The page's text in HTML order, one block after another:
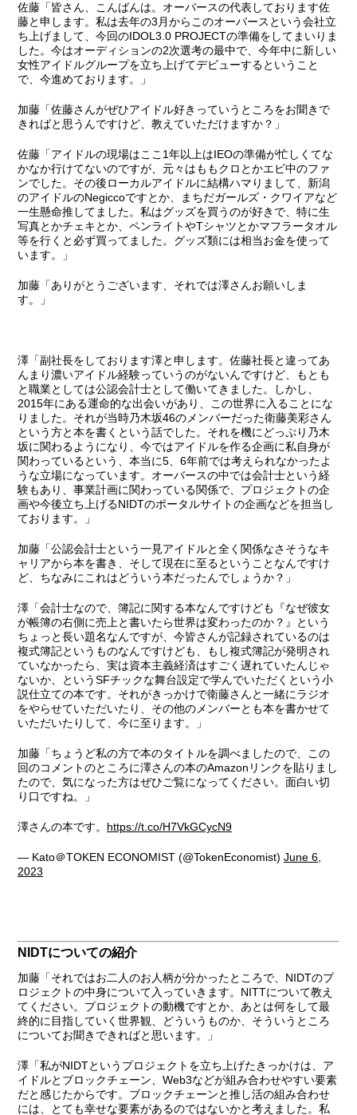
佐藤「皆さん、こんばんは。オーバースの代表しております佐
藤と申します。私は去年の3月からこのオーバースという会社立
ち上げまして、今回のIDOL3.0 PROJECTの準備をしてまいりま
した。今はオーディションの2次選考の最中で、今年中に新しい
女性アイドルグループを立ち上げてデビューするということ
で、今進めております。」
加藤「佐藤さんがぜひアイドル好きっていうところをお聞きで
きればと思うんですけど、教えていただけますか？」
佐藤「アイドルの現場はここ1年以上はIEOの準備が忙しくてな
かなか行けてないのですが、元々はももクロとかエビ中のファ
ンでした。その後ローカルアイドルに結構ハマりまして、新潟
のアイドルのNegiccoですとか、まちだガールズ・クワイアなど
一生懸命推してました。私はグッズを買うのが好きで、特に生
写真とかチェキとか、ペンライトやTシャツとかマフラータオル
等を行くと必ず買ってました。グッズ類には相当お金を使って
います。」
加藤「ありがとうございます、それでは澤さんお願いしま
す。」
澤「副社長をしております澤と申します。佐藤社長と違ってあ
んまり濃いアイドル経験っていうのがないんですけど、もとも
と職業としては公認会計士として働いてきました。しかし、
2015年にある運命的な出会いがあり、この世界に入ることにな
りました。それが当時乃木坂46のメンバーだった衛藤美彩さん
という方と本を書くという話でした。それを機にどっぷり乃木
坂に関わるようになり、今ではアイドルを作る企画に私自身が
関わっているという、本当に5、6年前では考えられなかったよ
うな立場になっています。オーバースの中では会計士という経
験もあり、事業計画に関わっている関係で、プロジェクトの企
画や今後立ち上げるNIDTのポータルサイトの企画などを担当し
ております。」
加藤「公認会計士という一見アイドルと全く関係なさそうなキ
ャリアから本を書き、そして現在に至るということなんですけ
ど、ちなみにこれはどういう本だったんでしょうか？」
澤「会計士なので、簿記に関する本なんですけども『なぜ彼女
が帳簿の右側に売上と書いたら世界は変わったのか？』という
ちょっと長い題名なんですが、今皆さんが記録されているのは
複式簿記というものなんですけども、もし複式簿記が発明され
ていなかったら、実は資本主義経済はすごく遅れていたんじゃ
ないか、というSFチックな舞台設定で学んでいただくという小
説仕立ての本です。それがきっかけで衛藤さんと一緒にラジオ
をやらせていただいたり、その他のメンバーとも本を書かせて
いただいたりして、今に至ります。」
加藤「ちょうど私の方で本のタイトルを調べましたので、この
回のコメントのところに澤さんの本のAmazonリンクを貼りまし
たので、気になった方はぜひご覧になってください。面白い切
り口ですね。」
澤さんの本です。 https://t.co/H7VkGCycN9
— Kato＠TOKEN ECONOMIST (@TokenEconomist) June 6,
2023
NIDTについての紹介
加藤「それではお二人のお人柄が分かったところで、NIDTのプ
ロジェクトの中身について入っていきます。NITTについて教え
てください。プロジェクトの動機ですとか、あとは何をして最
終的に目指していく世界観、どういうものか、そういうところ
についてお聞きできればと思います。」
澤「私がNIDTというプロジェクトを立ち上げたきっかけは、ア
イドルとブロックチェーン、Web3などが組み合わせやすい要素
だと感じたからです。ブロックチェーンと推し活の組み合わせ
には、とても幸せな要素があるのではないかと考えました。私